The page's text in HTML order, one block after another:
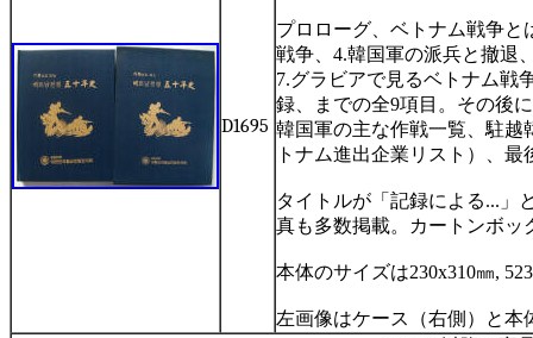
D1695
プロローグ、ベトナム戦争と
戦争、 4.韓国軍の派兵と撤退
7.グラビアで見るベトナム戦
録、までの全9項目。その後
韓国軍の主な作戦一覧、駐越
トナム進出企業リスト）、最
タイトルが「記録による... 」
真も多数掲載。カートンボッ
本体のサイズは230x310㎜,
左画像はケース（右側）と本